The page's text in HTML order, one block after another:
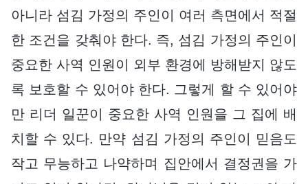
아니라 섬김 가정의 주인이 여러 측면에서 적절
한 조건을 갖춰야 한다. 즉, 섬김 가정의 주인이
중요한 사역 인원이 외부 환경에 방해받지 않도
록 보호할 수 있어야 한다. 그렇게 할 수 있어야
만 리더 일꾼이 중요한 사역 인원을 그 집에 배
치할 수 있다. 만약 섬김 가정의 주인이 믿음도
작고 무능하고 나약하며 집안에서 결정권을 가